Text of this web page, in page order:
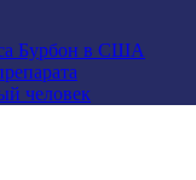
Бурбон в США
человек